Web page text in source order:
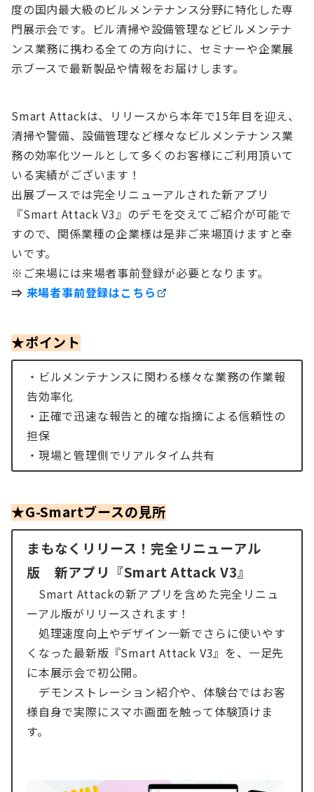
度の国内最大級のビルメンテナンス分野に特化した専
門展示会です。ビル清掃や設備管理などビルメンテナ
ンス業務に携わる全ての方向けに、セミナーや企業展
示ブースで最新製品や情報をお届けします。
Smart Attackは、リリースから本年で15年目を迎え、
清掃や警備、設備管理など様々なビルメンテナンス業
務の効率化ツールとして多くのお客様にご利用頂いて
いる実績がございます！
出展ブースでは完全リニューアルされた新アプリ
『Smart Attack V3』のデモを交えてご紹介が可能で
すので、関係業種の企業様は是非ご来場頂けますと幸
いです。
※ご来場には来場者事前登録が必要となります。
⇒ 来場者事前登録はこちら
★ポイント
・ビルメンテナンスに関わる様々な業務の作業報
告効率化
・正確で迅速な報告と的確な指摘による信頼性の
担保
・現場と管理側でリアルタイム共有
★G-Smartブースの見所
まもなくリリース！完全リニューアル
版 新アプリ『Smart Attack V3』
Smart Attackの新アプリを含めた完全リニュ
ーアル版がリリースされます！
処理速度向上やデザイン一新でさらに使いやす
くなった最新版『Smart Attack V3』を、一足先
に本展示会で初公開。
デモンストレーション紹介や、体験台ではお客
様自身で実際にスマホ画面を触って体験頂けま
す。